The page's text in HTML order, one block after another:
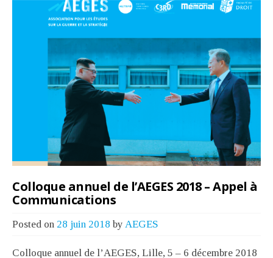
Colloque annuel de l’AEGES 2018 – Appel à
Communications
Posted on 28 juin 2018 by AEGES
Colloque annuel de l’AEGES, Lille, 5 – 6 décembre 2018